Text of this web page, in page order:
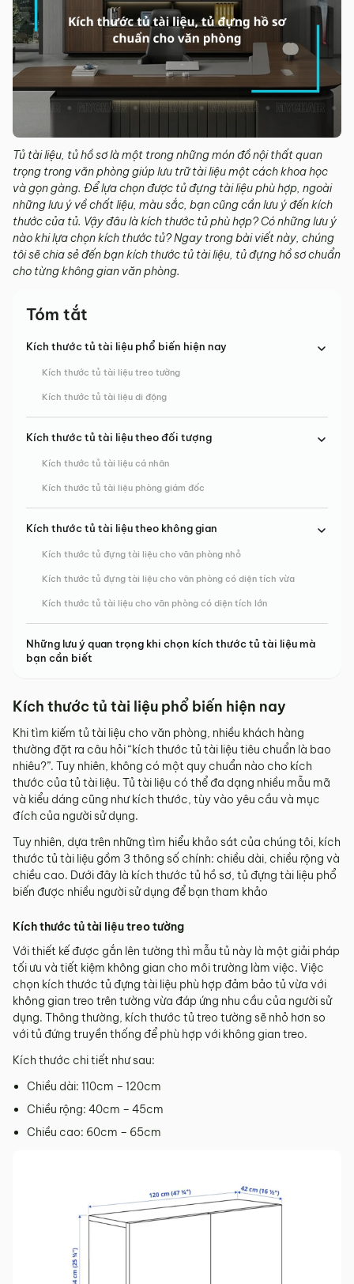
Tủ tài liệu, tủ hồ sơ là một trong những món đồ nội thất quan
trọng trong văn phòng giúp lưu trữ tài liệu một cách khoa học
và gọn gàng. Để lựa chọn được tủ đựng tài liệu phù hợp, ngoài
những lưu ý về chất liệu, màu sắc, bạn cũng cần lưu ý đến kích
thước của tủ. Vậy đâu là kích thước tủ phù hợp? Có những lưu ý
nào khi lựa chọn kích thước tủ? Ngay trong bài viết này, chúng
tôi sẽ chia sẻ đến bạn kích thước tủ tài liệu, tủ đựng hồ sơ chuẩn
cho từng không gian văn phòng.
Tóm tắt
Kích thước tủ tài liệu phổ biến hiện nay
Kích thước tủ tài liệu treo tường
Kích thước tủ tài liệu di động
Kích thước tủ tài liệu theo đối tượng
Kích thước tủ tài liệu cá nhân
Kích thước tủ tài liệu phòng giám đốc
Kích thước tủ tài liệu theo không gian
Kích thước tủ đựng tài liệu cho văn phòng nhỏ
Kích thước tủ đựng tài liệu cho văn phòng có diện tích vừa
Kích thước tủ tài liệu cho văn phòng có diện tích lớn
Những lưu ý quan trọng khi chọn kích thước tủ tài liệu mà
bạn cần biết
Kích thước tủ tài liệu phổ biến hiện nay
Khi tìm kiếm tủ tài liệu cho văn phòng, nhiều khách hàng
thường đặt ra câu hỏi “kích thước tủ tài liệu tiêu chuẩn là bao
nhiêu?”. Tuy nhiên, không có một quy chuẩn nào cho kích
thước của tủ tài liệu. Tủ tài liệu có thể đa dạng nhiều mẫu mã
và kiểu dáng cũng như kích thước, tùy vào yêu cầu và mục
đích của người sử dụng.
Tuy nhiên, dựa trên những tìm hiểu khảo sát của chúng tôi, kích
thước tủ tài liệu gồm 3 thông số chính: chiều dài, chiều rộng và
chiều cao. Dưới đây là kích thước tủ hồ sơ, tủ đựng tài liệu phổ
biến được nhiều người sử dụng để bạn tham khảo
Kích thước tủ tài liệu treo tường
Với thiết kế được gắn lên tường thì mẫu tủ này là một giải pháp
tối ưu và tiết kiệm không gian cho môi trường làm việc. Việc
chọn kích thước tủ đựng tài liệu phù hợp đảm bảo tủ vừa với
không gian treo trên tường vừa đáp ứng nhu cầu của người sử
dụng. Thông thường, kích thước tủ treo tường sẽ nhỏ hơn so
với tủ đứng truyền thống để phù hợp với không gian treo.
Kích thước chi tiết như sau:
Chiều dài: 110cm – 120cm
Chiều rộng: 40cm – 45cm
Chiều cao: 60cm – 65cm